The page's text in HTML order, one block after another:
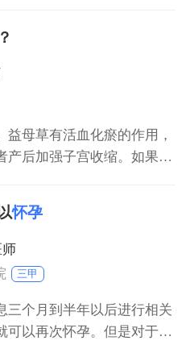
造成先兆流产。孕十三周到
期胎儿已经稳定，可以过
能过多，动作也不能过于激
母草有活血化瘀的作用，
产后加强子宫收缩。如果在
算想要流产，也要到医院做
流产禁忌证的情况下，要
术来终止早期妊娠，而不要
怀孕
三甲
三个月到半年以后进行相关
可以再次怀孕。但是对于复